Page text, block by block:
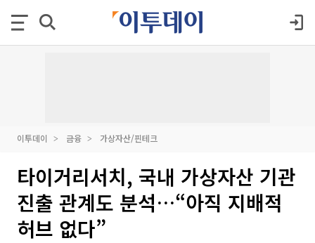
이투데이 금융 가상자산/핀테크
타이거리서치, 국내 가상자산 기관
진출 관계도 분석…“아직 지배적
허브 없다”